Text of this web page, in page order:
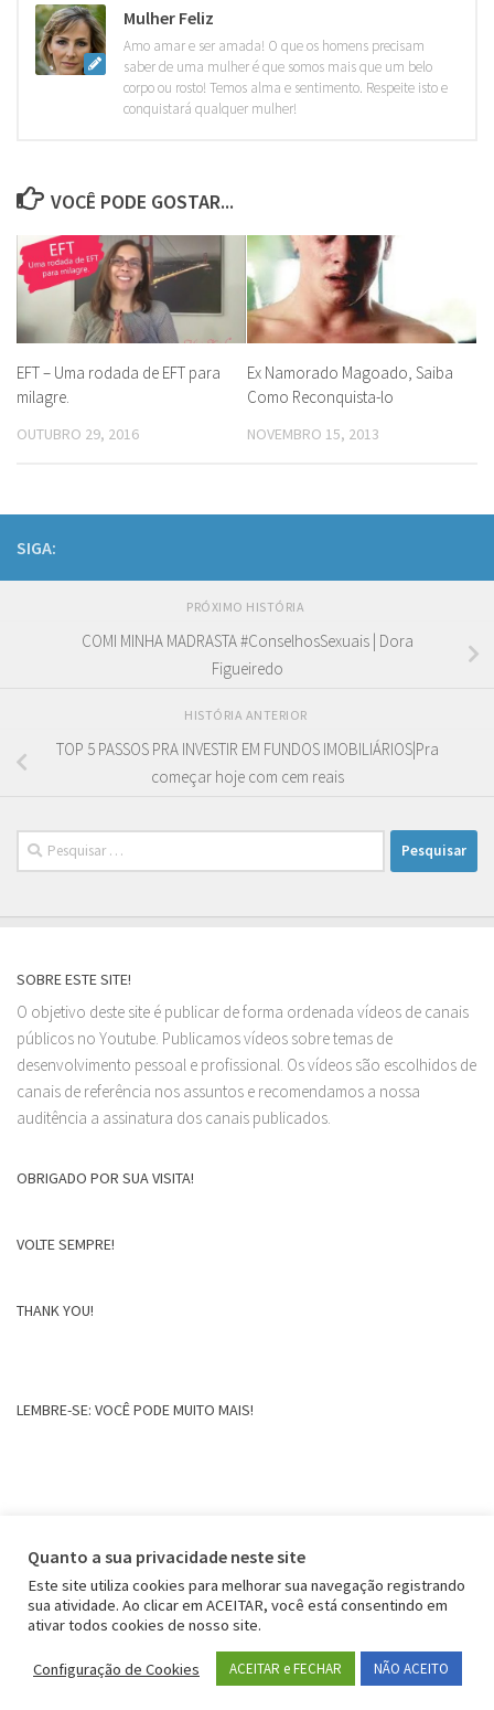
Mulher Feliz
Amo amar e ser amada! O que os homens precisam
saber de uma mulher é que somos mais que um belo
corpo ou rosto! Temos alma e sentimento. Respeite isto e
conquistará qualquer mulher!
VOCÊ PODE GOSTAR...
EFT – Uma rodada de EFT para
milagre.
OUTUBRO 29, 2016
Ex Namorado Magoado, Saiba
Como Reconquista-lo
NOVEMBRO 15, 2013
SIGA:
PRÓXIMO HISTÓRIA
COMI MINHA MADRASTA #ConselhosSexuais | Dora
Figueiredo
HISTÓRIA ANTERIOR
TOP 5 PASSOS PRA INVESTIR EM FUNDOS IMOBILIÁRIOS|Pra
começar hoje com cem reais
Pesquisar
por:
SOBRE ESTE SITE!
O objetivo deste site é publicar de forma ordenada vídeos de canais
públicos no Youtube. Publicamos vídeos sobre temas de
desenvolvimento pessoal e profissional. Os vídeos são escolhidos de
canais de referência nos assuntos e recomendamos a nossa
auditência a assinatura dos canais publicados.
OBRIGADO POR SUA VISITA!
VOLTE SEMPRE!
THANK YOU!
LEMBRE-SE: VOCÊ PODE MUITO MAIS!
Quanto a sua privacidade neste site
Este site utiliza cookies para melhorar sua navegação registrando
sua atividade. Ao clicar em ACEITAR, você está consentindo em
ativar todos cookies de nosso site.
Configuração de Cookies ACEITAR e FECHAR NÃO ACEITO